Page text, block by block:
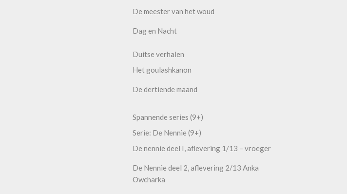
De meester van het woud
Dag en Nacht
Duitse verhalen
Het goulashkanon
De dertiende maand
Spannende series (9+)
Serie: De Nennie (9+)
De nennie deel I, aflevering 1/13 – vroeger
De Nennie deel 2, aflevering 2/13 Anka
Owcharka